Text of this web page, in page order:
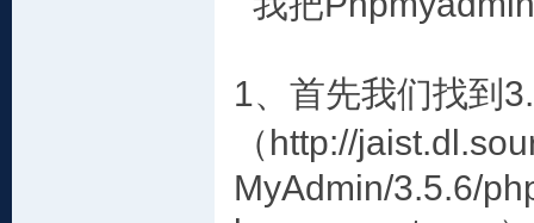
1、首先我们找到
（http://
MyAdmin/3.5.6/